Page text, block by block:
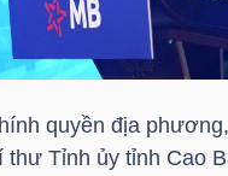
quyền địa
Tỉnh ủy tỉnh Cao